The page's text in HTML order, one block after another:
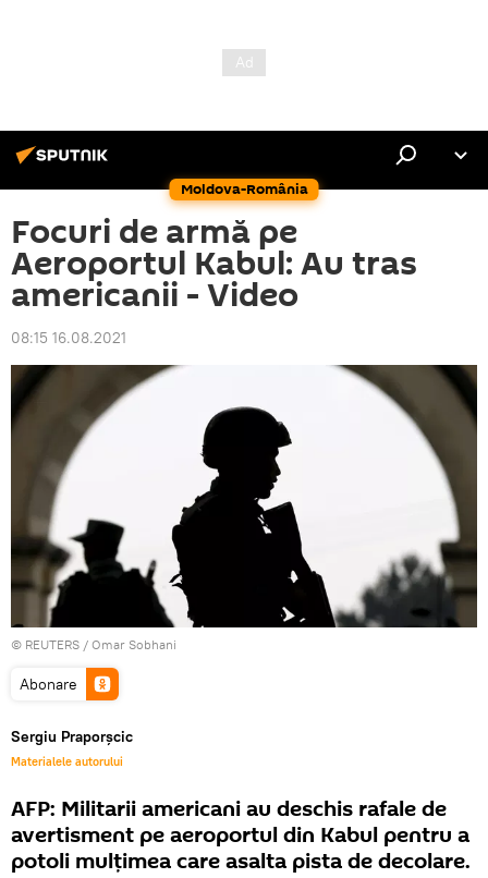
Moldova-România
Focuri de armă pe
Aeroportul Kabul: Au tras
americanii - Video
08:15 16.08.2021
© REUTERS / Omar Sobhani
Abonare
Sergiu Praporșcic
Materialele autorului
AFP: Militarii americani au deschis rafale de
avertisment pe aeroportul din Kabul pentru a
potoli mulțimea care asalta pista de decolare.